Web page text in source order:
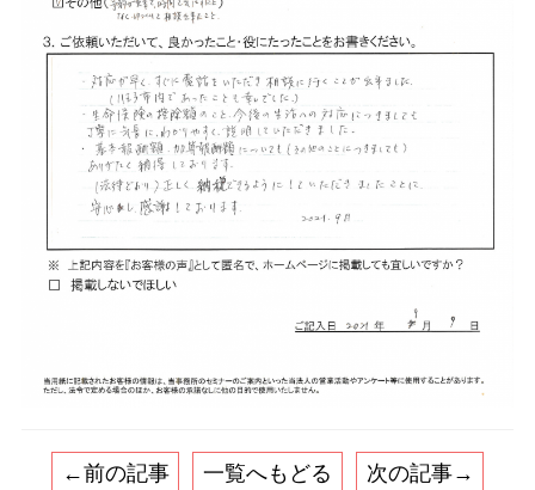
←前の記事 一覧へもどる 次の記事→